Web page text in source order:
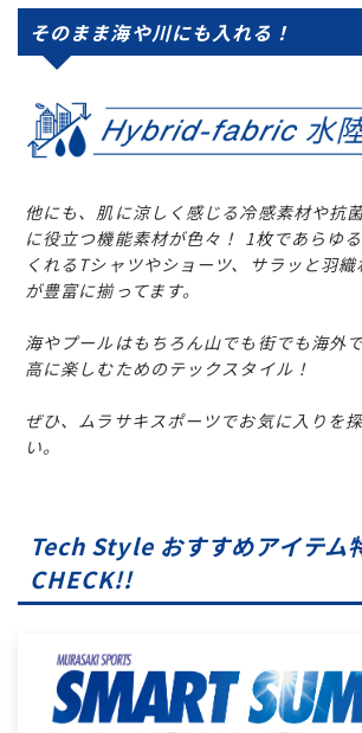
そのまま海や川にも入れる！
他にも、肌に涼しく感じる冷感素材や抗
に役立つ機能素材が色々！ 1枚であらゆ
くれるTシャツやショーツ、サラッと羽
が豊富に揃ってます。
海やプールはもちろん山でも街でも海外
高に楽しむためのテックスタイル！
ぜひ、ムラサキスポーツでお気に入りを
い。
Tech Style おすすめアイテム
CHECK!!